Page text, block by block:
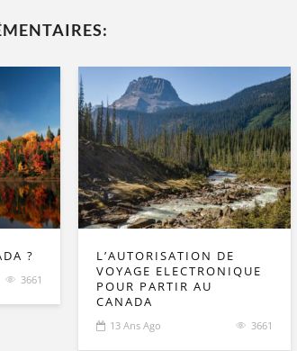
?
3661
L’AUTORISATION DE
VOYAGE ELECTRONIQUE
POUR PARTIR AU
CANADA
13 Ans Ago 3661